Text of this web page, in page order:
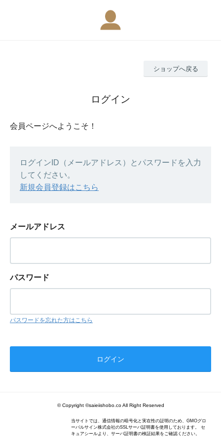
ショップへ戻る
ログイン
会員ページへようこそ！
ログインID（メールアドレス）とパスワードを入力
してください。
新規会員登録はこちら
メールアドレス
パスワード
パスワードを忘れた方はこちら
© Copyright ©saieiishobo.co All Right Reserved
当サイトでは、通信情報の暗号化と実在性の証明のため、GMOグロ
ーバルサイン株式会社のSSLサーバ証明書を使用しております。 セ
キュアシールより、サーバ証明書の検証結果をご確認ください。